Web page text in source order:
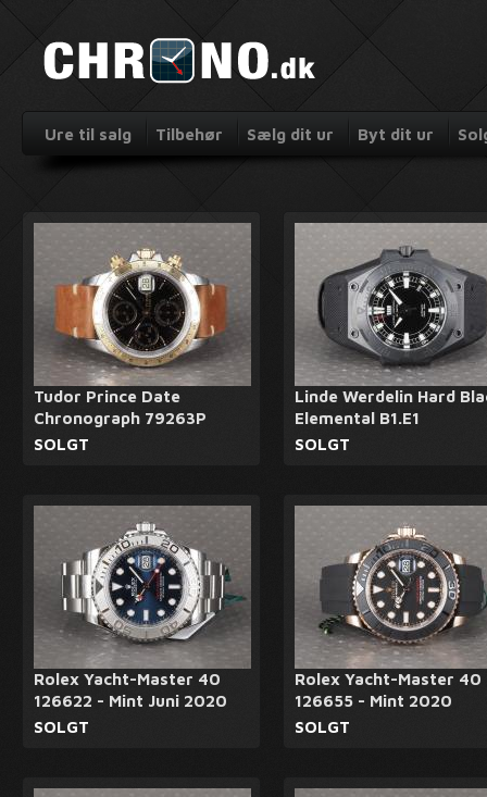
Ure til salg Tilbehør Sælg dit ur Byt dit ur
Tudor Prince Date
Chronograph 79263P
SOLGT
Linde Werdelin Hard
Elemental B1.E1
SOLGT
Rolex Yacht-Master 40
126622 - Mint Juni 2020
SOLGT
Rolex Yacht-Master 40
126655 - Mint 2020
SOLGT